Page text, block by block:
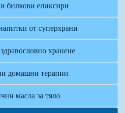
билкови еликсири
от суперхрани
хранене
домашни терапии
масла за тяло